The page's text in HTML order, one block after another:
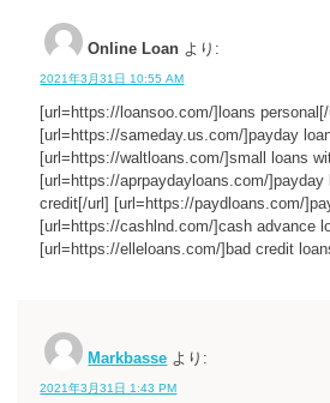
Online Loan より:
2021年3月31日 10:55 AM
[url=https://loansoo.com/]loans personal[/
[url=https://sameday.us.com/]payday
[url=https://waltloans.com/]small loans
[url=https://aprpaydayloans.com/]payday
credit[/url] [url=https://paydloans.com/
[url=https://cashlnd.com/]cash advance
[url=https://elleloans.com/]bad credit
Markbasse より:
2021年3月31日 1:43 PM